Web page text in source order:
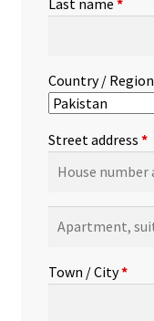
Country / Region
Street address *
suite,
etc.(optional)
Town / City*